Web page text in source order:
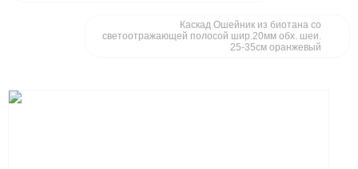
Каскад Ошейник из биотана со
светоотражающей полосой шир.20мм обх. шеи.
25-35см оранжевый